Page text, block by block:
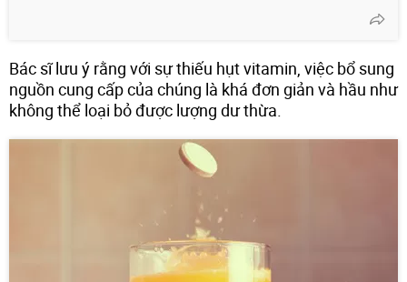
Bác sĩ lưu ý rằng với sự thiếu hụt vitamin, việc bổ sung
nguồn cung cấp của chúng là khá đơn giản và hầu như
không thể loại bỏ được lượng dư thừa.